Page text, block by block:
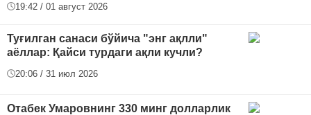
19:42 / 01 август 2026
Туғилган санаси бўйича "энг ақлли"
аёллар: Қайси турдаги ақли кучли?
20:06 / 31 июл 2026
Отабек Умаровнинг 330 минг долларлик